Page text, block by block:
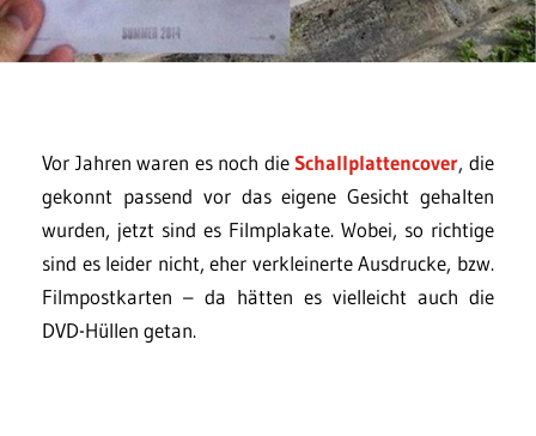
Vor Jahren waren es noch dieSchallplattencover, die
gekonnt passend vor das eigene Gesicht gehalten
wurden, jetzt sind es Filmplakate. Wobei, so richtige
sind es leider nicht, eher verkleinerte Ausdrucke, bzw.
Filmpostkarten – da hätten es vielleicht auch die
DVD-Hüllen getan.